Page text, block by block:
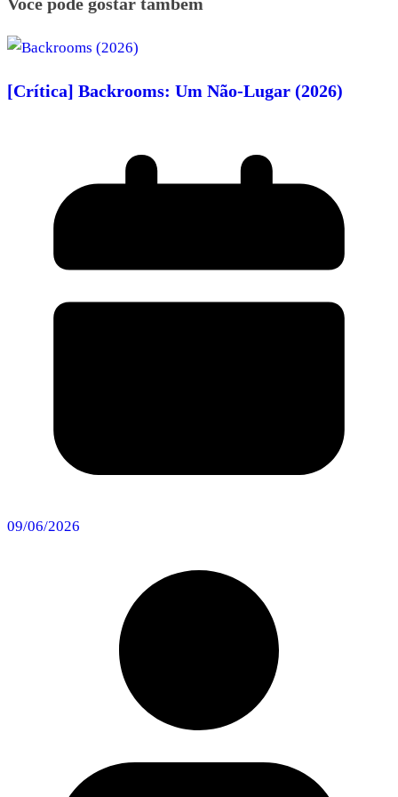
[Crítica] Backrooms: Um Não-Lugar (2026)
09/06/2026